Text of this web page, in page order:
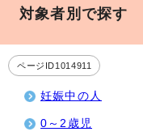
対象者別で探す
ページID1014911
妊娠中の人
0～2歳児